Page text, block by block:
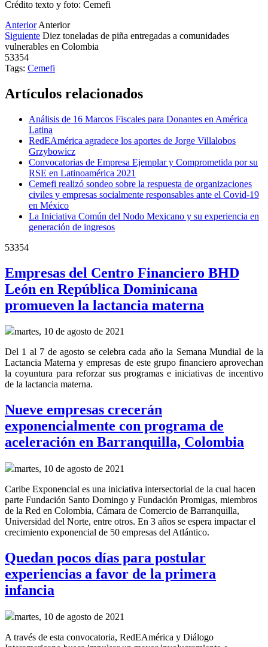
Crédito texto y foto: Cemefi
Anterior Anterior
Siguiente Diez toneladas de piña entregadas a comunidades
vulnerables en Colombia
53354
Tags: Cemefi
Artículos relacionados
Análisis de 16 Marcos Fiscales para Donantes en América
Latina
RedEAmérica agradece los aportes de Jorge Villalobos
Grzybowicz
Convocatorias de Empresa Ejemplar y Comprometida por su
RSE en Latinoamérica 2021
Cemefi realizó sondeo sobre la respuesta de organizaciones
civiles y empresas socialmente responsables ante el Covid-19
en México
La Iniciativa Común del Nodo Mexicano y su experiencia en
generación de ingresos
53354
Empresas del Centro Financiero BHD
León en República Dominicana
promueven la lactancia materna
martes, 10 de agosto de 2021
Del 1 al 7 de agosto se celebra cada año la Semana Mundial de la
Lactancia Materna y empresas de este grupo financiero aprovechan
la coyuntura para reforzar sus programas e iniciativas de incentivo
de la lactancia materna.
Nueve empresas crecerán
exponencialmente con programa de
aceleración en Barranquilla, Colombia
martes, 10 de agosto de 2021
Caribe Exponencial es una iniciativa intersectorial de la cual hacen
parte Fundación Santo Domingo y Fundación Promigas, miembros
de la Red en Colombia, Cámara de Comercio de Barranquilla,
Universidad del Norte, entre otros. En 3 años se espera impactar el
crecimiento exponencial de 50 empresas del Atlántico.
Quedan pocos días para postular
experiencias a favor de la primera
infancia
martes, 10 de agosto de 2021
A través de esta convocatoria, RedEAmérica y Diálogo